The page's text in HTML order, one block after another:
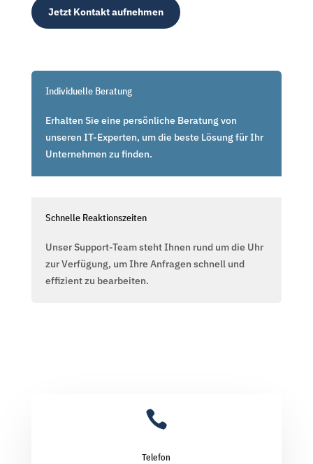
Jetzt Kontakt aufnehmen
Individuelle Beratung
Erhalten Sie eine persönliche Beratung von
unseren IT-Experten, um die beste Lösung für Ihr
Unternehmen zu finden.
Schnelle Reaktionszeiten
Unser Support-Team steht Ihnen rund um die Uhr
zur Verfügung, um Ihre Anfragen schnell und
effizient zu bearbeiten.

Telefon